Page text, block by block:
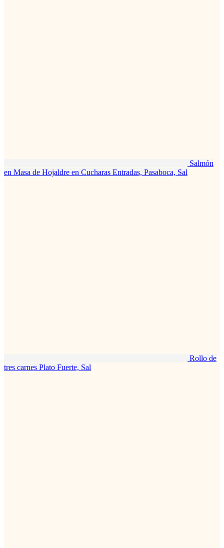
Salmón
en Masa de Hojaldre en Cucharas Entradas, Pasaboca, Sal
Rollo de
tres carnes Plato Fuerte, Sal